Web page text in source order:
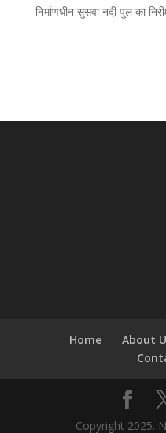
निर्माणधीन सुसवा नदी पुल का
Home About
Copyright 2025.